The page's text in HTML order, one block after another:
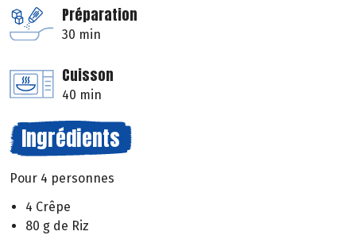
Préparation
30 min
Cuisson
40 min
Ingrédients
Pour 4 personnes
4 Crêpe
80 g de Riz